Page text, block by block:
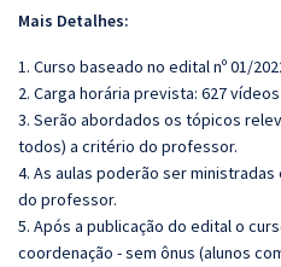
Mais Detalhes:
1. Curso baseado no edital nº 01/
2. Carga horária prevista: 627
3. Serão abordados os tópicos
todos) a critério do professor.
4. As aulas poderão ser
do professor.
5. Após a publicação do edital o
coordenação - sem ônus (alunos